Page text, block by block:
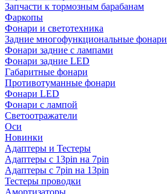
Запчасти к тормозным барабанам
Фаркопы
Фонари и светотехника
Задние многофункциональные фонари
Фонари задние с лампами
Фонари задние LED
Габаритные фонари
Противотуманные фонари
Фонари LED
Фонари с лампой
Светоотражатели
Оси
Новинки
Адаптеры и Тестеры
Адаптеры с 13pin на 7pin
Адаптеры с 7pin на 13pin
Тестеры проводки
Амортизаторы